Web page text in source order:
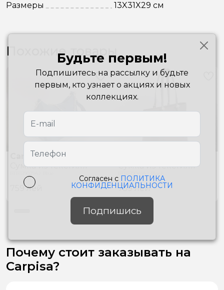
Размеры
13X31X29 см
Похожие товары
Carpisa
Сумкa из текстиля
759лей
Сумкa из текстиля
759лей
Почему стоит заказывать на
Carpisa?
Будьте первым!
Подпишитесь на рассылку и будьте
первым, кто узнает о акциях и новых
коллекциях.
Согласен с ПОЛИТИКА
КОНФИДЕНЦИАЛЬНОСТИ
Подпишись